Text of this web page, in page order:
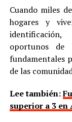
Cuando miles
hogares y
oportunos de
fundamentales
de las
Lee también:
superior a 3 en